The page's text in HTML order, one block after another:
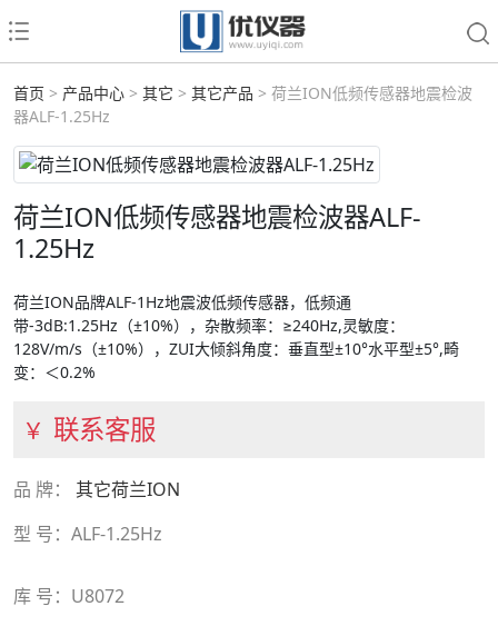
首页 > 产品中心 > 其它 > 其它产品 > 荷兰ION低频传感器地震检波
器ALF-1.25Hz
荷兰ION低频传感器地震检波器ALF-
1.25Hz
荷兰ION品牌ALF-1Hz地震波低频传感器，低频通
带-3dB:1.25Hz（±10%），杂散频率：≥240Hz,灵敏度：
128V/m/s（±10%），ZUI大倾斜角度：垂直型±10°水平型±5°,畸
变：＜0.2%
￥ 联系客服
品 牌： 其它荷兰ION
型 号：ALF-1.25Hz
库 号：U8072